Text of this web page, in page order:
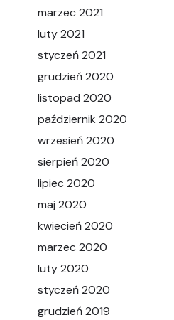
marzec 2021
luty 2021
styczeń 2021
grudzień 2020
listopad 2020
październik 2020
wrzesień 2020
sierpień 2020
lipiec 2020
maj 2020
kwiecień 2020
marzec 2020
luty 2020
styczeń 2020
grudzień 2019